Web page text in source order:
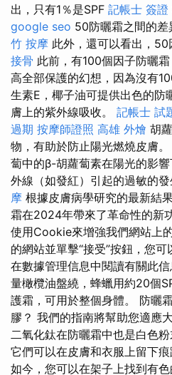
出，只有1％是SPF 記帳士 簽證
google seo 50防曬霜之間的差
竹 按摩 此外，還可以看出，50
接骨 此前，有100個因子防曬
高全部保護的幻想，因為沒有
生素E，椰子油可提供出色的防
膚上的紫外線吸收。 記帳士 試
過期 按摩師證照 高雄 外燴 胡
物，有助於防止陽光燃燒皮膚。
蔔中的β-胡蘿蔔素在陽光的影
外線（如發紅）引起的過敏的發
摩 根據皮膚病學研究的最新結
霜在2024年帶來了革命性的新
使用Cookie來增強我們網站上
的網站並單擊“接受”按鈕，您
在數據管理信息中閱讀有關此
量橄欖油盤繞，蜂蠟用約20個
護霜，可用於整個身體。 防曬
膠？ 我們的指南將幫助您適應
二氧化鈦在防曬霜中也是白色
它們可以在皮膚和衣服上留下痕
如今，您可以在架子上找到有